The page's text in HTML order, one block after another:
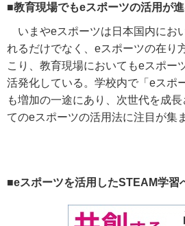
■教育現場でもeスポーツの活用が
いまやeスポーツは日本国内にお
れるだけでなく、 eスポーツの在り
こり、教育現場においてもeスポー
活発化している。学校内で「 eスポ
も増加の一途にあり、次世代を成
てのeスポーツの活用法に注目が集
■eスポーツを活用したSTEAM学習